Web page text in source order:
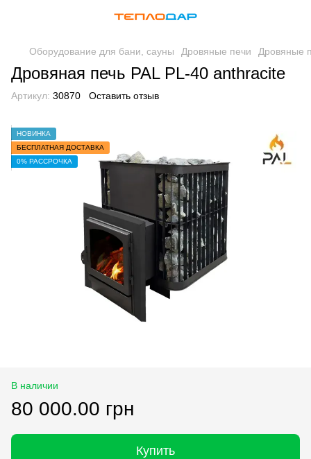
Оборудование для бани, сауны Дровяные печи Дровяные
Дровяная печь PAL PL-40 anthracite
Артикул: 30870 Оставить отзыв
НОВИНКА
БЕСПЛАТНАЯ ДОСТАВКА
0% РАССРОЧКА
В наличии
80 000.00 грн
Купить